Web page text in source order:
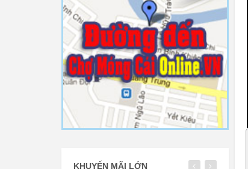
KHUYẾN MÃI LỚN